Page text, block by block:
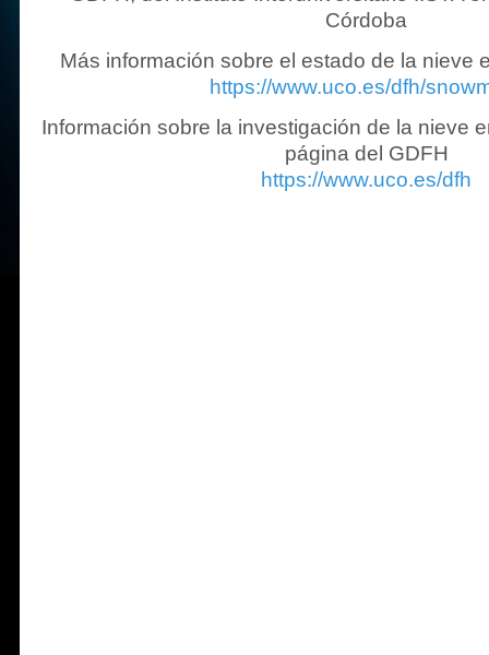
Córdoba
Más información sobre el estado de la nieve
https://www.uco.es/dfh/
Información sobre la investigación de la nieve
página del GDFH
https://www.uco.es/dfh